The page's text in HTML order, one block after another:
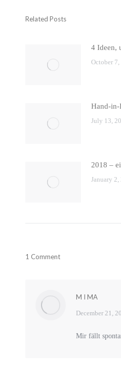
Related Posts
4 Ideen,
October 7,
Hand-in-
July 13,
2018 –
January 2,
1 Comment
M I MA
says:
December 21,
Mir fällt